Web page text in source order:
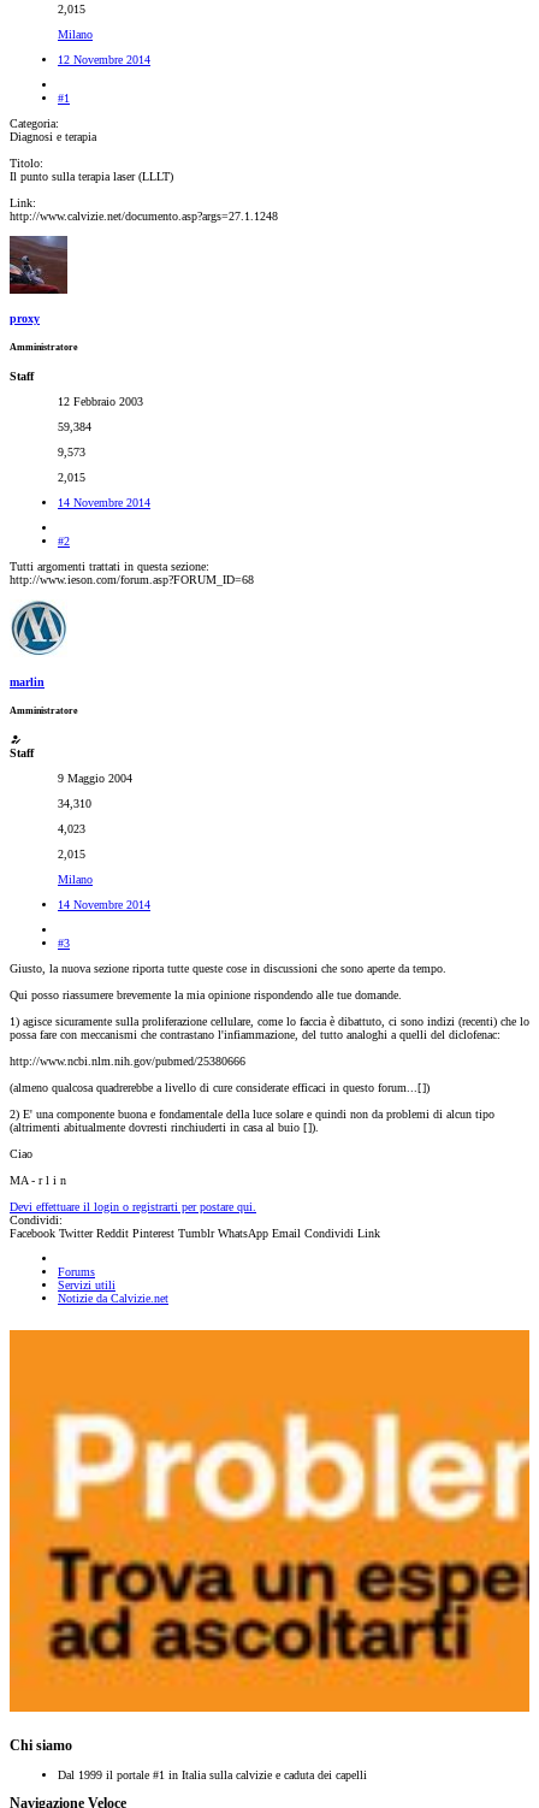
2,015
Milano
12 Novembre 2014
#1
Categoria:
Diagnosi e terapia
Titolo:
Il punto sulla terapia laser (LLLT)
Link:
http://www.calvizie.net/documento.asp?args=27.1.1248
proxy
Amministratore
Staff
12 Febbraio 2003
59,384
9,573
2,015
14 Novembre 2014
#2
Tutti argomenti trattati in questa sezione:
http://www.ieson.com/forum.asp?FORUM_ID=68
marlin
Amministratore
Staff
9 Maggio 2004
34,310
4,023
2,015
Milano
14 Novembre 2014
#3
Giusto, la nuova sezione riporta tutte queste cose in discussioni che sono aperte da tempo.
Qui posso riassumere brevemente la mia opinione rispondendo alle tue domande.
1) agisce sicuramente sulla proliferazione cellulare, come lo faccia è dibattuto, ci sono indizi (recenti) che lo
possa fare con meccanismi che contrastano l'infiammazione, del tutto analoghi a quelli del diclofenac:
http://www.ncbi.nlm.nih.gov/pubmed/25380666
(almeno qualcosa quadrerebbe a livello di cure considerate efficaci in questo forum...[])
2) E' una componente buona e fondamentale della luce solare e quindi non da problemi di alcun tipo
(altrimenti abitualmente dovresti rinchiuderti in casa al buio []).
Ciao
MA - r l i n
Devi effettuare il login o registrarti per postare qui.
Condividi:
Facebook Twitter Reddit Pinterest Tumblr WhatsApp Email Condividi Link
Forums
Servizi utili
Notizie da Calvizie.net
Chi siamo
Dal 1999 il portale #1 in Italia sulla calvizie e caduta dei capelli
Navigazione Veloce